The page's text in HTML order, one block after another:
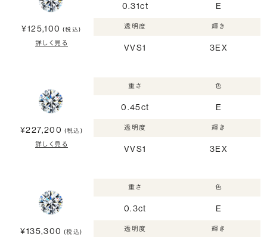
¥125,100 (税込)
詳しく見る
0.31ct E
透明度
VVS1
輝き
3EX
¥227,200 (税込)
詳しく見る
重さ
0.45ct
色
E
透明度
VVS1
輝き
3EX
¥135,300 (税込)
重さ
0.3ct
色
E
透明度 輝き